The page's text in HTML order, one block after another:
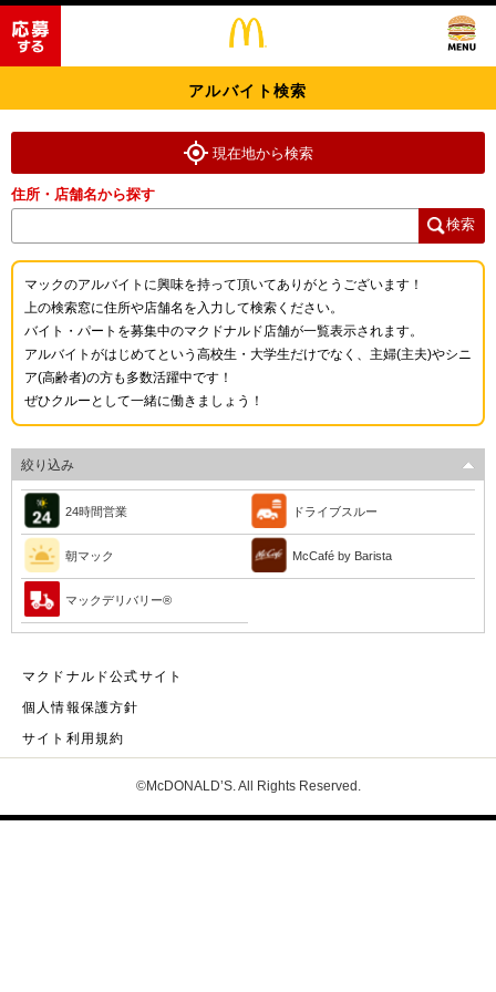
アルバイト検索
現在地から検索
住所・店舗名から探す
検索
マックのアルバイトに興味を持って頂いてありがとうございます！
上の検索窓に住所や店舗名を入力して検索ください。
バイト・パートを募集中のマクドナルド店舗が一覧表示されます。
アルバイトがはじめてという高校生・大学生だけでなく、主婦(主夫)やシニ
ア(高齢者)の方も多数活躍中です！
ぜひクルーとして一緒に働きましょう！
絞り込み
24時間営業 ドライブスルー
朝マック McCafé by Barista
マックデリバリー®︎
マクドナルド公式サイト
個人情報保護方針
サイト利用規約
©McDONALD’S. All Rights Reserved.